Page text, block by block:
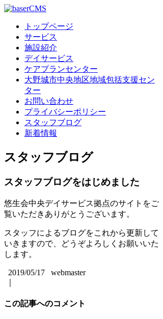
トップページ
サービス
施設紹介
デイサービス
ケアプランセンター
大野城市中央地区地域包括支援セン
ター
お問い合わせ
プライバシーポリシー
スタッフブログ
新着情報
スタッフブログ
スタッフブログをはじめました
悠生会中央デイサービス拠点のサイトをご
覧いただきありがとうございます。
スタッフによるブログをこれから更新して
いきますので、どうぞよろしくお願いいた
します。
2019/05/17 webmaster
この記事へのコメント